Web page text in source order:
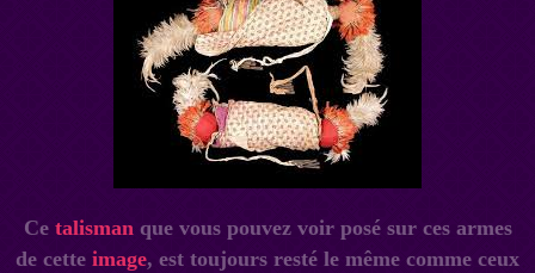
Ce talisman que vous pouvez voir posé sur ces armes
de cette image, est toujours resté le même comme ceux